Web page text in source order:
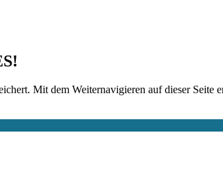
Mit dem Weiternavigieren auf dieser